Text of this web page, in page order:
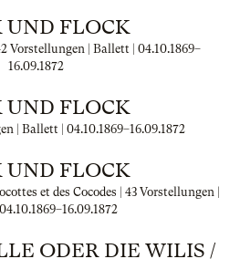
UND FLOCK
Vorstellungen | Ballett | 04.10.1869–
16.09.1872
UND FLOCK
| Ballett | 04.10.1869–16.09.1872
UND FLOCK
et des Cocodes | 43 Vorstellungen |
04.10.1869–16.09.1872
ODER DIE WILIS /